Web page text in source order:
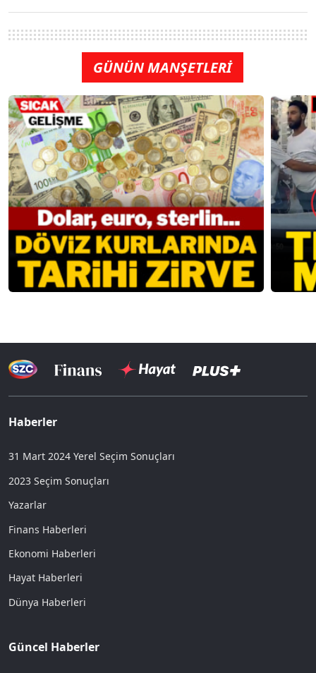
GÜNÜN MANŞETLERİ
Haberler
31 Mart 2024 Yerel Seçim Sonuçları
2023 Seçim Sonuçları
Yazarlar
Finans Haberleri
Ekonomi Haberleri
Hayat Haberleri
Dünya Haberleri
Güncel Haberler